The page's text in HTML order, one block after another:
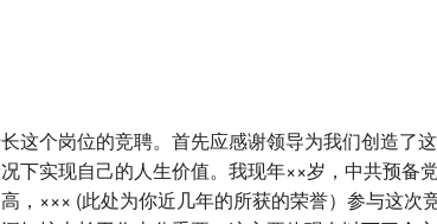
这个岗位的竞聘。首先应感谢领导为我们创造
下实现自己的人生价值。我现年××岁，中共预
，××× (此处为你近几年的所获的荣誉）参与这